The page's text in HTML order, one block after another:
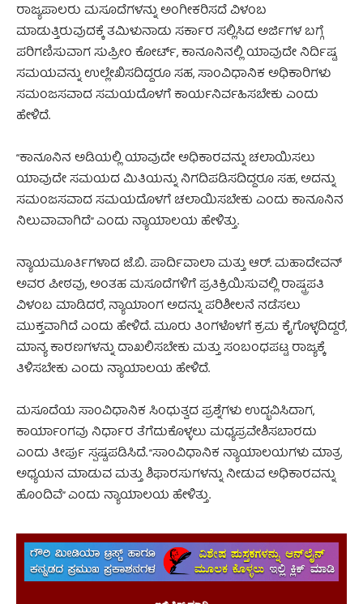
ರಾಜ್ಯಪಾಲರು ಮಸೂದೆಗಳನ್ನು ಅಂಗೀಕರಿಸದೆ ವಿಳಂಬ
ಮಾಡುತ್ತಿರುವುದಕ್ಕೆ ತಮಿಳುನಾಡು ಸರ್ಕಾರ ಸಲ್ಲಿಸಿದ ಅರ್ಜಿಗಳ ಬಗ್ಗೆ
ಪರಿಗಣಿಸುವಾಗ ಸುಪ್ರೀಂ ಕೋರ್ಟ್, ಕಾನೂನಿನಲ್ಲಿ ಯಾವುದೇ ನಿರ್ದಿಷ್ಟ
ಸಮಯವನ್ನು ಉಲ್ಲೇಖಿಸದಿದ್ದರೂ ಸಹ, ಸಾಂವಿಧಾನಿಕ ಅಧಿಕಾರಿಗಳು
ಸಮಂಜಸವಾದ ಸಮಯದೊಳಗೆ ಕಾರ್ಯನಿರ್ವಹಿಸಬೇಕು ಎಂದು
ಹೇಳಿದೆ.
“ಕಾನೂನಿನ ಅಡಿಯಲ್ಲಿ ಯಾವುದೇ ಅಧಿಕಾರವನ್ನು ಚಲಾಯಿಸಲು
ಯಾವುದೇ ಸಮಯದ ಮಿತಿಯನ್ನು ನಿಗದಿಪಡಿಸದಿದ್ದರೂ ಸಹ, ಅದನ್ನು
ಸಮಂಜಸವಾದ ಸಮಯದೊಳಗೆ ಚಲಾಯಿಸಬೇಕು ಎಂದು ಕಾನೂನಿನ
ನಿಲುವಾವಾಗಿದೆ” ಎಂದು ನ್ಯಾಯಾಲಯ ಹೇಳಿತ್ತು.
ನ್ಯಾಯಮೂರ್ತಿಗಳಾದ ಜೆ.ಬಿ. ಪಾರ್ದಿವಾಲಾ ಮತ್ತು ಆರ್. ಮಹಾದೇವನ್
ಅವರ ಪೀಠವು, ಅಂತಹ ಮಸೂದೆಗಳಿಗೆ ಪ್ರತಿಕ್ರಿಯಿಸುವಲ್ಲಿ ರಾಷ್ಟ್ರಪತಿ
ವಿಳಂಬ ಮಾಡಿದರೆ, ನ್ಯಾಯಾಂಗ ಅದನ್ನು ಪರಿಶೀಲನೆ ನಡೆಸಲು
ಮುಕ್ತವಾಗಿದೆ ಎಂದು ಹೇಳಿದೆ. ಮೂರು ತಿಂಗಳೊಳಗೆ ಕ್ರಮ ಕೈಗೊಳ್ಳದಿದ್ದರೆ,
ಮಾನ್ಯ ಕಾರಣಗಳನ್ನು ದಾಖಲಿಸಬೇಕು ಮತ್ತು ಸಂಬಂಧಪಟ್ಟ ರಾಜ್ಯಕ್ಕೆ
ತಿಳಿಸಬೇಕು ಎಂದು ನ್ಯಾಯಾಲಯ ಹೇಳಿದೆ.
ಮಸೂದೆಯ ಸಾಂವಿಧಾನಿಕ ಸಿಂಧುತ್ವದ ಪ್ರಶ್ನೆಗಳು ಉದ್ಭವಿಸಿದಾಗ,
ಕಾರ್ಯಾಂಗವು ನಿರ್ಧಾರ ತೆಗೆದುಕೊಳ್ಳಲು ಮಧ್ಯಪ್ರವೇಶಿಸಬಾರದು
ಎಂದು ತೀರ್ಪು ಸ್ಪಷ್ಟಪಡಿಸಿದೆ. “ಸಾಂವಿಧಾನಿಕ ನ್ಯಾಯಾಲಯಗಳು ಮಾತ್ರ
ಅಧ್ಯಯನ ಮಾಡುವ ಮತ್ತು ಶಿಫಾರಸುಗಳನ್ನು ನೀಡುವ ಅಧಿಕಾರವನ್ನು
ಹೊಂದಿವೆ” ಎಂದು ನ್ಯಾಯಾಲಯ ಹೇಳಿತ್ತು.